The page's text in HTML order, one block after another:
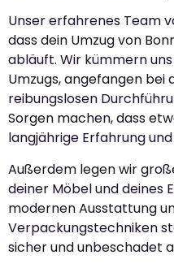
Unser erfahrenes Team
dass dein Umzug von
abläuft. Wir kümmern
Umzugs, angefangen bei
reibungslosen
Sorgen machen, dass
langjährige Erfahrung
Außerdem legen wir
deiner Möbel und deines
modernen Ausstattung
Verpackungstechniken
sicher und unbeschadet